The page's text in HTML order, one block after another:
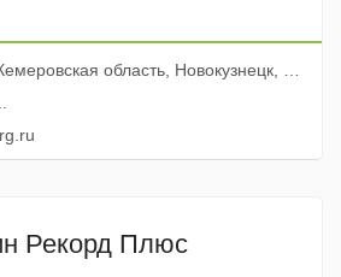
область, Новокузнецк, улица Кирова, 65
Рекорд Плюс